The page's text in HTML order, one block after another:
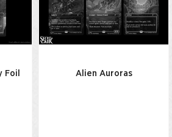
Foil
Alien Auroras